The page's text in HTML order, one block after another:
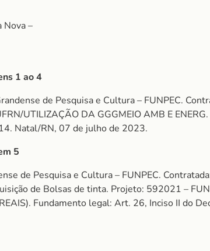
Nova –
1 ao 4
de Pesquisa e Cultura – FUNPEC.
UTILIZAÇÃO DA GGGMEIO AMB E
Natal/RN, 07 de julho de 2023.
5
de Pesquisa e Cultura – FUNPEC.
de Bolsas de tinta. Projeto: 592021 –
Fundamento legal: Art. 26, Inciso II do